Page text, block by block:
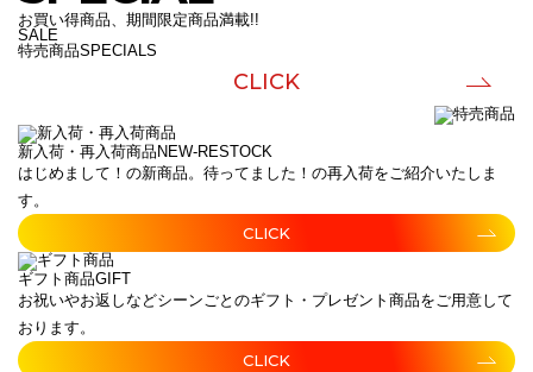
お買い得商品、期間限定商品満載!!
SALE
特売商品SPECIALS
CLICK
新入荷・再入荷商品 NEW-RESTOCK
はじめまして！の新商品。待ってました！の再入荷をご紹介いたしま
す。
CLICK
ギフト商品GIFT
お祝いやお返しなどシーンごとのギフト・プレゼント商品をご用意して
おります。
CLICK